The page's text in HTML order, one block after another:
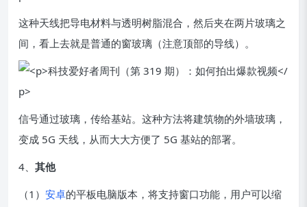
这种天线把导电材料与透明树脂混合，然后夹在两片玻璃之
间，看上去就是普通的窗玻璃（注意顶部的导线）。
信号通过玻璃，传给基站。这种方法将建筑物的外墙玻璃，
变成 5G 天线，从而大大方便了 5G 基站的部署。
4、 其他
（1） 安卓的平板电脑版本，将支持窗口功能，用户可以缩